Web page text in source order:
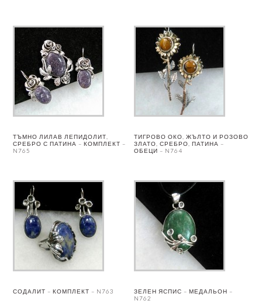
ТЪМНО ЛИЛАВ ЛЕПИДОЛИТ,
СРЕБРО С ПАТИНА – КОМПЛЕКТ –
N765
ТИГРОВО ОКО, ЖЪЛТО И РОЗОВО
ЗЛАТО, СРЕБРО, ПАТИНА –
ОБЕЦИ – N764
СОДАЛИТ – КОМПЛЕКТ – N763
ЗЕЛЕН ЯСПИС – МЕДАЛЬОН –
N762